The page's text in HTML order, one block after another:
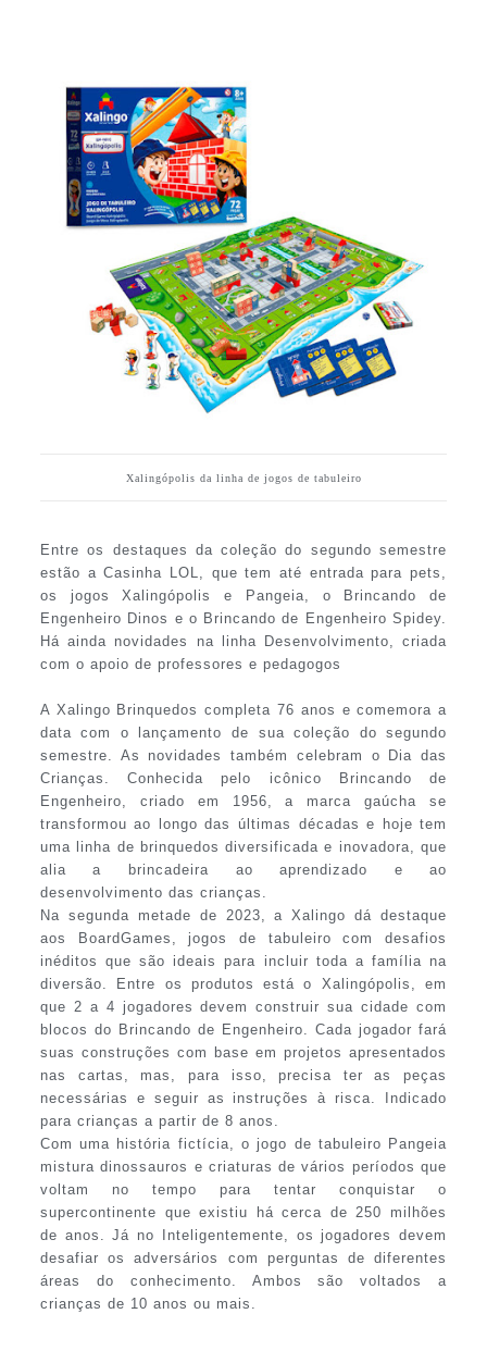
Xalingópolis da linha de jogos de tabuleiro
Entre os destaques da coleção do segundo semestre
estão a Casinha LOL, que tem até entrada para pets,
os jogos Xalingópolis e Pangeia, o Brincando de
Engenheiro Dinos e o Brincando de Engenheiro Spidey.
Há ainda novidades na linha Desenvolvimento, criada
com o apoio de professores e pedagogos
A Xalingo Brinquedos completa 76 anos e comemora a
data com o lançamento de sua coleção do segundo
semestre. As novidades também celebram o Dia das
Crianças. Conhecida pelo icônico Brincando de
Engenheiro, criado em 1956, a marca gaúcha se
transformou ao longo das últimas décadas e hoje tem
uma linha de brinquedos diversificada e inovadora, que
alia a brincadeira ao aprendizado e ao
desenvolvimento das crianças.
Na segunda metade de 2023, a Xalingo dá destaque
aos BoardGames, jogos de tabuleiro com desafios
inéditos que são ideais para incluir toda a família na
diversão. Entre os produtos está o Xalingópolis, em
que 2 a 4 jogadores devem construir sua cidade com
blocos do Brincando de Engenheiro. Cada jogador fará
suas construções com base em projetos apresentados
nas cartas, mas, para isso, precisa ter as peças
necessárias e seguir as instruções à risca. Indicado
para crianças a partir de 8 anos.
Com uma história fictícia, o jogo de tabuleiro Pangeia
mistura dinossauros e criaturas de vários períodos que
voltam no tempo para tentar conquistar o
supercontinente que existiu há cerca de 250 milhões
de anos. Já no Inteligentemente, os jogadores devem
desafiar os adversários com perguntas de diferentes
áreas do conhecimento. Ambos são voltados a
crianças de 10 anos ou mais.